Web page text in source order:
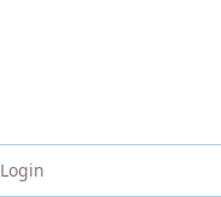
Login